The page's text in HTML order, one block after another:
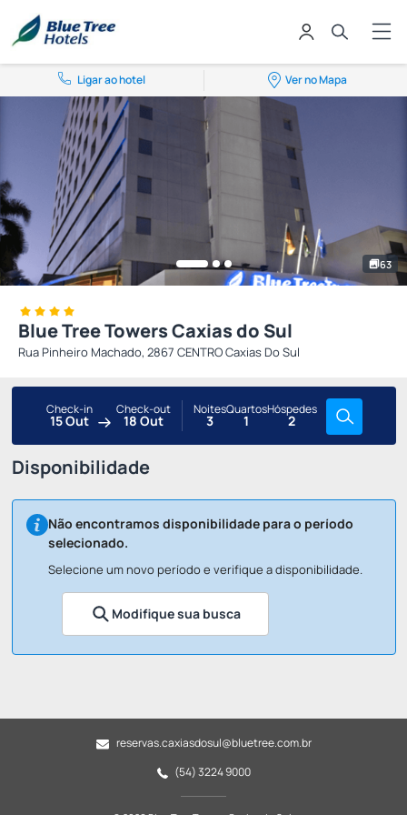
Ligar ao hotel Ver no Mapa
63
Blue Tree Towers Caxias do Sul
Rua Pinheiro Machado, 2867 CENTRO Caxias Do Sul
Check-in
15 Out
Check-out
18 Out
Noites
3
Quartos
1
Hóspedes
2
Disponibilidade
Não encontramos disponibilidade para o período
selecionado.
Selecione um novo período e verifique a disponibilidade.
Modifique sua busca
reservas.caxiasdosul@bluetree.com.br
(54) 3224 9000